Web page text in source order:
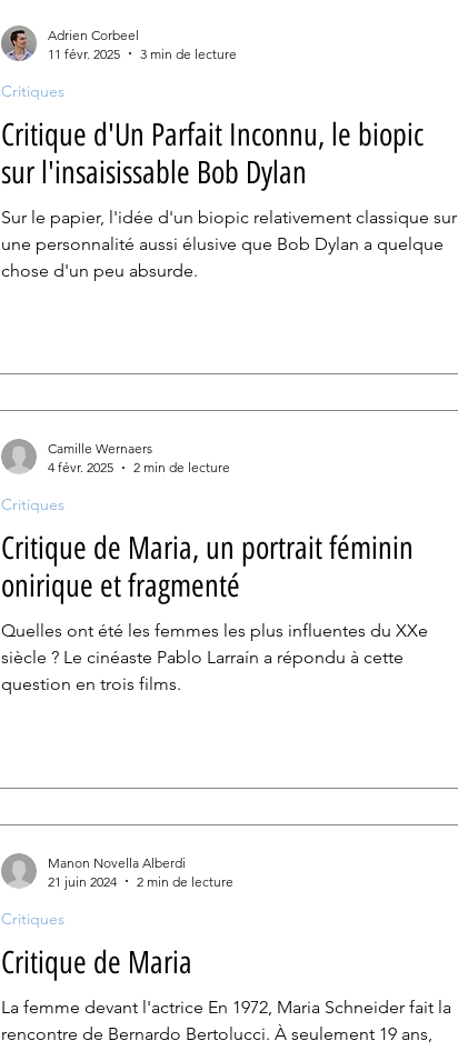
Critique d'Un Parfait Inconnu, le biopic
sur l'insaisissable Bob Dylan
Sur le papier, l'idée d'un biopic relativement classique sur
une personnalité aussi élusive que Bob Dylan a quelque
chose d'un peu absurde.
Critiques
Adrien Corbeel
11 févr. 2025
3 min de lecture
Critique de Maria, un portrait féminin
onirique et fragmenté
Quelles ont été les femmes les plus influentes du XXe
siècle ? Le cinéaste Pablo Larraín a répondu à cette
question en trois films.
Critiques
Camille Wernaers
4 févr. 2025
2 min de lecture
Critique de Maria
La femme devant l'actrice En 1972, Maria Schneider fait la
rencontre de Bernardo Bertolucci. À seulement 19 ans,
Critiques
Manon Novella Alberdi
21 juin 2024
2 min de lecture